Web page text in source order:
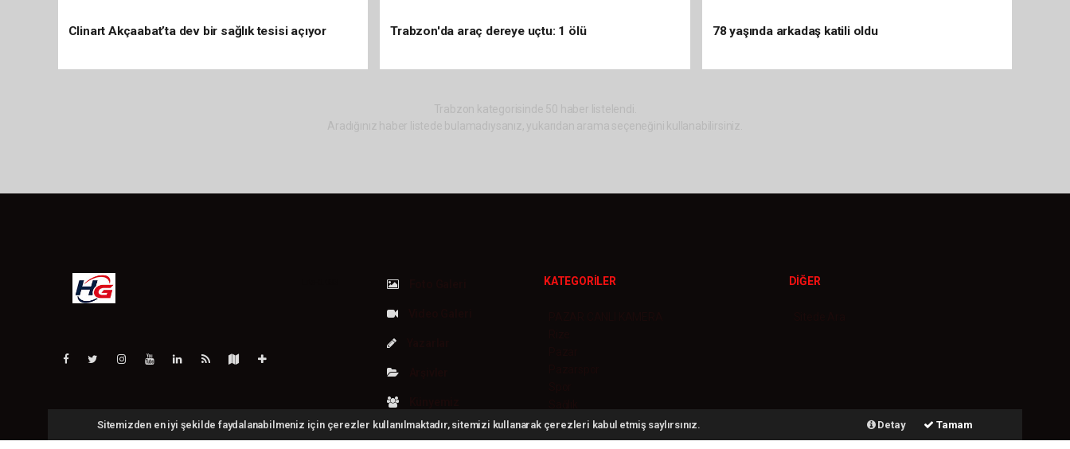
Clinart Akçaabat’ta dev bir sağlık tesisi açıyor Trabzon'da araç dereye uçtu: 1 ölü 78 yaşında arkadaş katili oldu
Trabzon kategorisinde 50 haber listelendi.
Aradığınız haber listede bulamadıysanız, yukarıdan arama seçeneğini kullanabilirsiniz.
Sitemizden en iyi şekilde faydalanabilmeniz için çerezler kullanılmaktadır, sitemizi kullanarak çerezleri kabul etmiş saylırsınız. Detay Tamam
Yayın İlkeleri
Whatsapp İhbar
Bize Ulaşın
KATEGORİLER
Siyaset
DİĞER